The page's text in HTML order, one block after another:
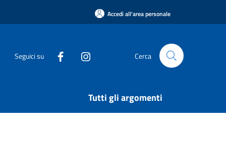
Accedi all'area personale
Seguici su Cerca
Tutti gli argomenti